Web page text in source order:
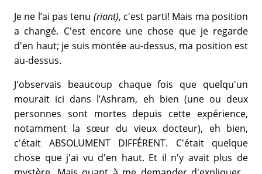
Je ne l’ai pas tenu (riant), c'est parti! Mais ma position
a changé. C'est encore une chose que je regarde
d'en haut; je suis montée au-dessus, ma position est
au-dessus.
J'observais beaucoup chaque fois que quelqu'un
mourait ici dans l’Ashram, eh bien (une ou deux
personnes sont mortes depuis cette expérience,
notamment la sœur du vieux docteur), eh bien,
c'était ABSOLUMENT DIFFÉRENT. C'était quelque
chose que j'ai vu d'en haut. Et il n'y avait plus de